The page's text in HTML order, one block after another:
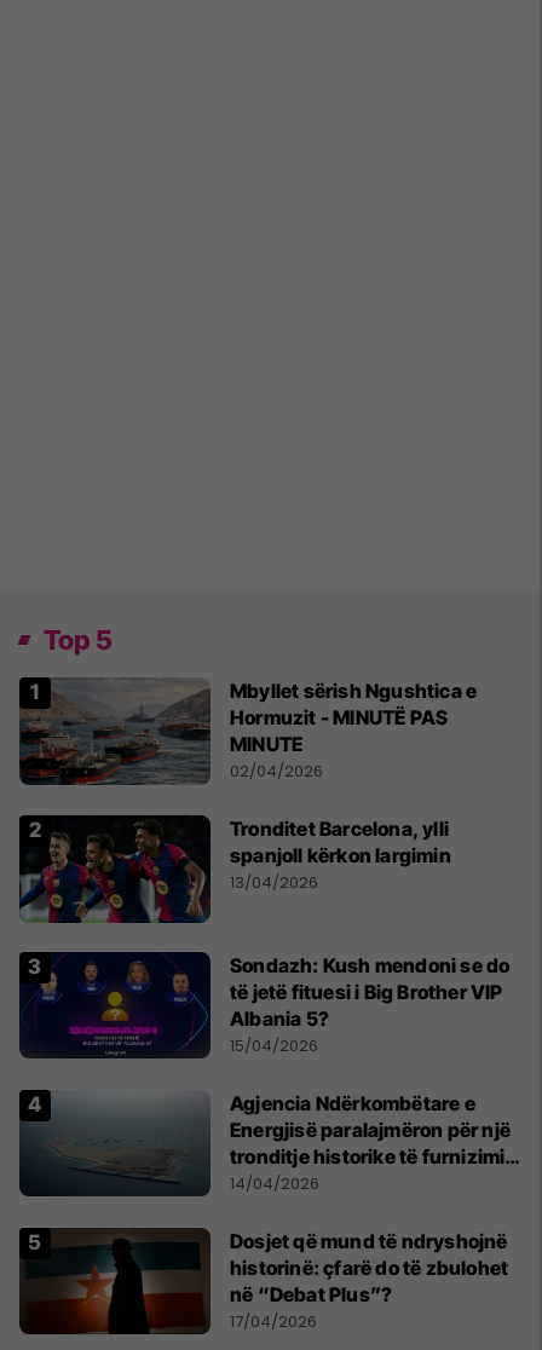
Top 5
Mbyllet sërish Ngushtica e
Hormuzit - MINUTË PAS
MINUTE
02/04/2026
Tronditet Barcelona, ylli
spanjoll kërkon largimin
13/04/2026
Sondazh: Kush mendoni se do
të jetë fituesi i Big Brother VIP
Albania 5?
15/04/2026
Agjencia Ndërkombëtare e
Energjisë paralajmëron për një
tronditje historike të furnizimit
me naftë, ndërsa lufta me
14/04/2026
Dosjet që mund të ndryshojnë
historinë: çfarë do të zbulohet
në “Debat Plus”?
17/04/2026